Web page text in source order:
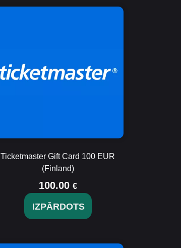
Ticketmaster Gift Card 100 EUR
(Finland)
100.00 €
IZPĀRDOTS